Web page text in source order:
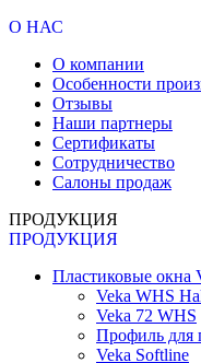
О НАС
О компании
Особенности
Отзывы
Наши партнеры
Сертификаты
Сотрудничество
Салоны продаж
ПРОДУКЦИЯ
ПРОДУКЦИЯ
Пластиковые окна
Veka WHS
Veka 72 WHS
Профиль для
Veka Softline